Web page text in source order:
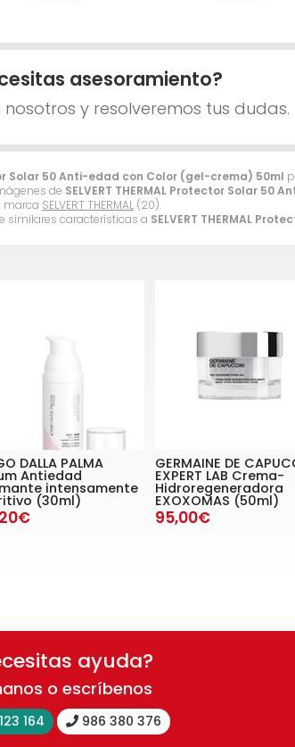
Solar 50 Anti-edad con Color (gel-crema) 50ml
de SELVERT THERMAL Protector Solar
marca SELVERT THERMAL (20).
similares características a SELVERT THERMAL
asesoramiento?
y resolveremos tus dudas.
DALLA PALMA
Antiedad
intensamente
(30ml)
GERMAINE DE
EXPERT LAB Crema-
Hidroregeneradora
EXOXOMAS (50ml)
95,00€
ayuda?
o escríbenos
164 986 380 376